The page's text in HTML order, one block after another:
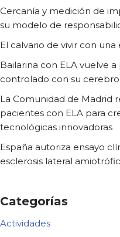
Cercanía y medición de
su modelo de
El calvario de vivir con
Bailarina con ELA vuelve
controlado con su cerebro
La Comunidad de Madrid
pacientes con ELA para
tecnológicas innovadoras
España autoriza ensayo
esclerosis lateral
Categorías
Actividades